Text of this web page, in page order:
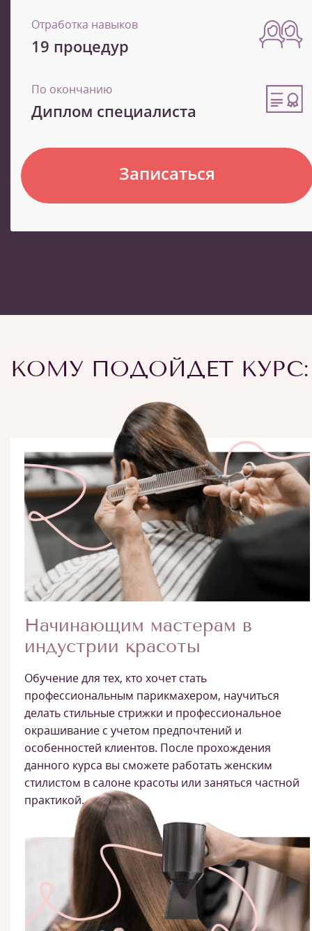
Отработка навыков
19 процедур
По окончанию
Диплом специалиста
Записаться
КОМУ ПОДОЙДЕТ КУРС:
Начинающим мастерам в
индустрии красоты
Обучение для тех, кто хочет стать
профессиональным парикмахером, научиться
делать стильные стрижки и профессиональное
окрашивание с учетом предпочтений и
особенностей клиентов. После прохождения
данного курса вы сможете работать женским
стилистом в салоне красоты или заняться частной
практикой.